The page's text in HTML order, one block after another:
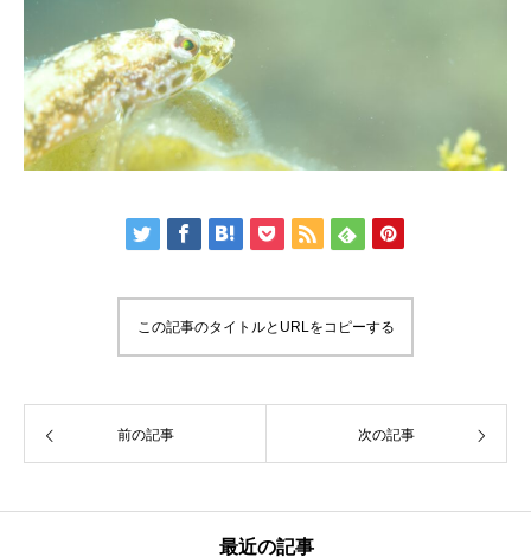
この記事のタイトルとURLをコピーする
前の記事 次の記事
最近の記事